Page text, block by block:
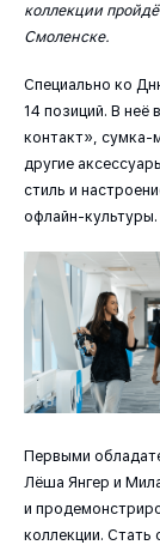
коллекции
Смоленске.
Специально ко
14 позиций. В
контакт»,
другие
стиль и
офлайн-культуры.
Первыми
Лёша Янгер и
и
коллекции. Стать